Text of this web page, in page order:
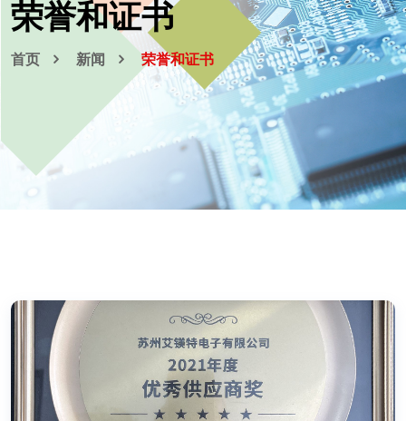
荣誉和证书
首页 新闻 荣誉和证书